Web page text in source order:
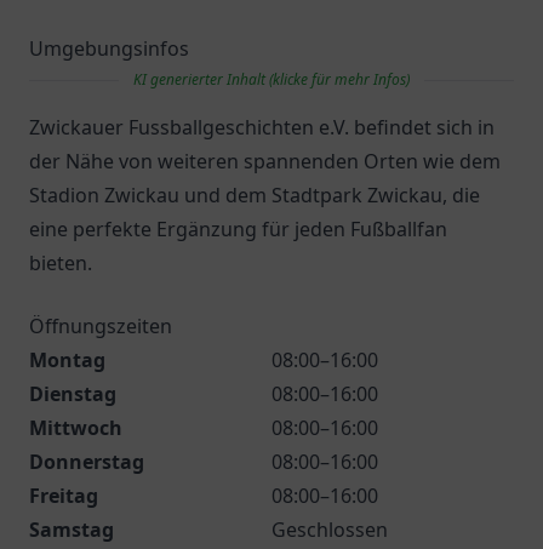
Umgebungsinfos
KI generierter Inhalt (klicke für mehr Infos)
Zwickauer Fussballgeschichten e.V. befindet sich in
der Nähe von weiteren spannenden Orten wie dem
Stadion Zwickau und dem Stadtpark Zwickau, die
eine perfekte Ergänzung für jeden Fußballfan
bieten.
Öffnungszeiten
Montag
08:00–16:00
Dienstag
08:00–16:00
Mittwoch
08:00–16:00
Donnerstag
08:00–16:00
Freitag
08:00–16:00
Samstag
Geschlossen